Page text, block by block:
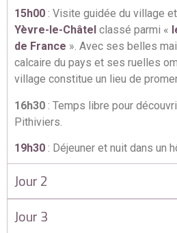
15h00 : Visite guidée du village
Yèvre-le-Châtel classé parmi «
de France ». Avec ses belles
calcaire du pays et ses ruelles
village constitue un lieu de
16h30 : Temps libre pour
Pithiviers.
19h30 : Déjeuner et nuit dans un
Jour 2
Jour 3